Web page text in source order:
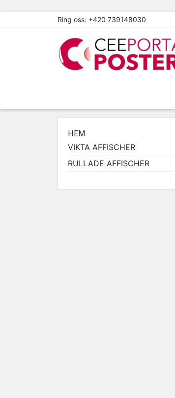
Ring oss: +420 739148030
HEM
VIKTA AFFISCHER
RULLADE AFFISCHER